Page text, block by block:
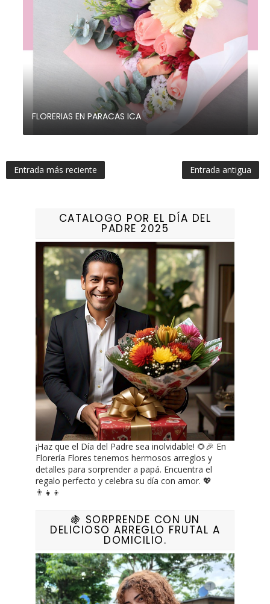
FLORERIAS EN PARACAS ICA
Entrada más reciente Entrada antigua
CATALOGO POR EL DÍA DEL
PADRE 2025
¡Haz que el Día del Padre sea inolvidable! 🌻🎉 En
Florería Flores tenemos hermosos arreglos y
detalles para sorprender a papá. Encuentra el
regalo perfecto y celebra su día con amor. 💖
👨‍👧‍👦
🍇 SORPRENDE CON UN
DELICIOSO ARREGLO FRUTAL A
DOMICILIO.